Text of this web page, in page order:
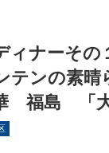
ィナーそ
テンの素晴
福島 「大